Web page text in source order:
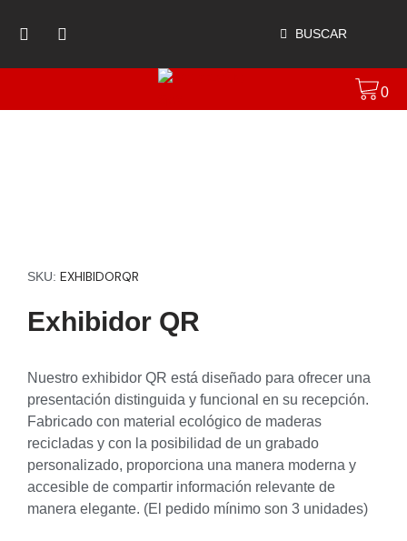
BUSCAR
0
SKU: EXHIBIDORQR
Exhibidor QR
Nuestro exhibidor QR está diseñado para ofrecer una
presentación distinguida y funcional en su recepción.
Fabricado con material ecológico de maderas
recicladas y con la posibilidad de un grabado
personalizado, proporciona una manera moderna y
accesible de compartir información relevante de
manera elegante. (El pedido mínimo son 3 unidades)